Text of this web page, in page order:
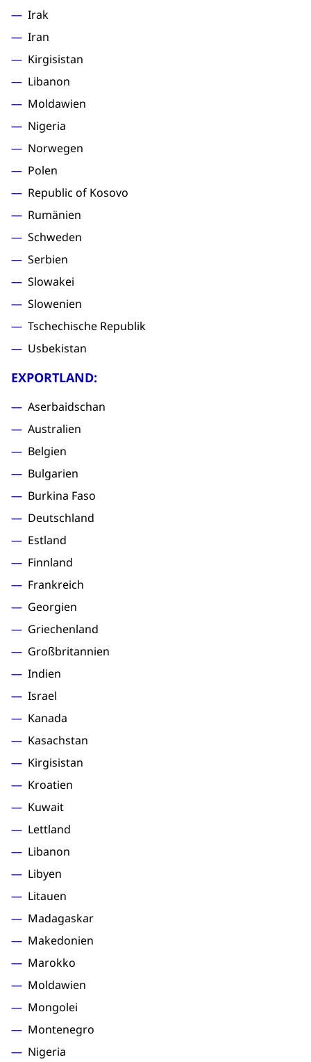
Irak
Iran
Kirgisistan
Libanon
Moldawien
Nigeria
Norwegen
Polen
Republic of Kosovo
Rumänien
Schweden
Serbien
Slowakei
Slowenien
Tschechische Republik
Usbekistan
EXPORTLAND:
Aserbaidschan
Australien
Belgien
Bulgarien
Burkina Faso
Deutschland
Estland
Finnland
Frankreich
Georgien
Griechenland
Großbritannien
Indien
Israel
Kanada
Kasachstan
Kirgisistan
Kroatien
Kuwait
Lettland
Libanon
Libyen
Litauen
Madagaskar
Makedonien
Marokko
Moldawien
Mongolei
Montenegro
Nigeria